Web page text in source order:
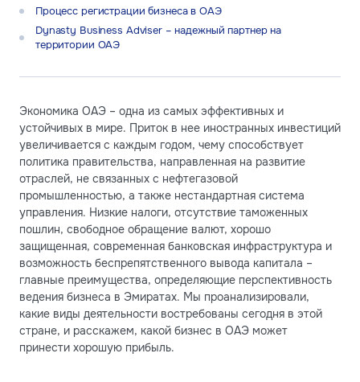
Процесс регистрации бизнеса в ОАЭ
Dynasty Business Adviser – надежный партнер на
территории ОАЭ
Экономика ОАЭ – одна из самых эффективных и
устойчивых в мире. Приток в нее иностранных инвестиций
увеличивается с каждым годом, чему способствует
политика правительства, направленная на развитие
отраслей, не связанных с нефтегазовой
промышленностью, а также нестандартная система
управления. Низкие налоги, отсутствие таможенных
пошлин, свободное обращение валют, хорошо
защищенная, современная банковская инфраструктура и
возможность беспрепятственного вывода капитала –
главные преимущества, определяющие перспективность
ведения бизнеса в Эмиратах. Мы проанализировали,
какие виды деятельности востребованы сегодня в этой
стране, и расскажем, какой бизнес в ОАЭ может
принести хорошую прибыль.